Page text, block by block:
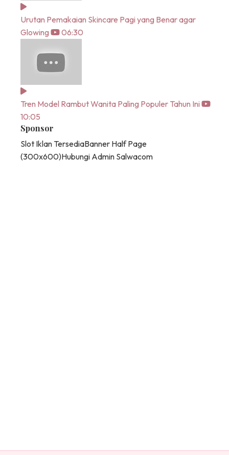
Urutan Pemakaian Skincare Pagi yang Benar agar
Glowing
06:30
Tren Model Rambut Wanita Paling Populer Tahun Ini
10:05
Sponsor
Slot Iklan TersediaBanner Half Page
(300x600)Hubungi Admin Salwacom